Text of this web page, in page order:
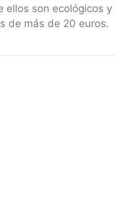
ellos son ecológicos y
de más de 20 euros.